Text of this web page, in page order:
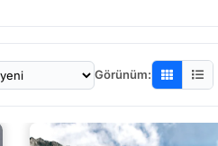
Görünüm: